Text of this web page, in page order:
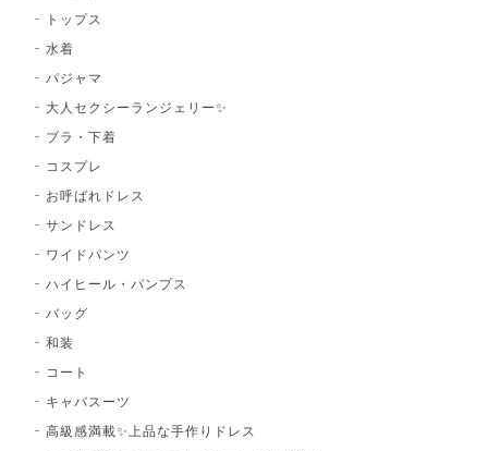
トップス
水着
パジャマ
大人セクシーランジェリー✨
ブラ・下着
コスプレ
お呼ばれドレス
サンドレス
ワイドパンツ
ハイヒール・パンプス
バッグ
和装
コート
キャバスーツ
高級感満載✨上品な手作りドレス